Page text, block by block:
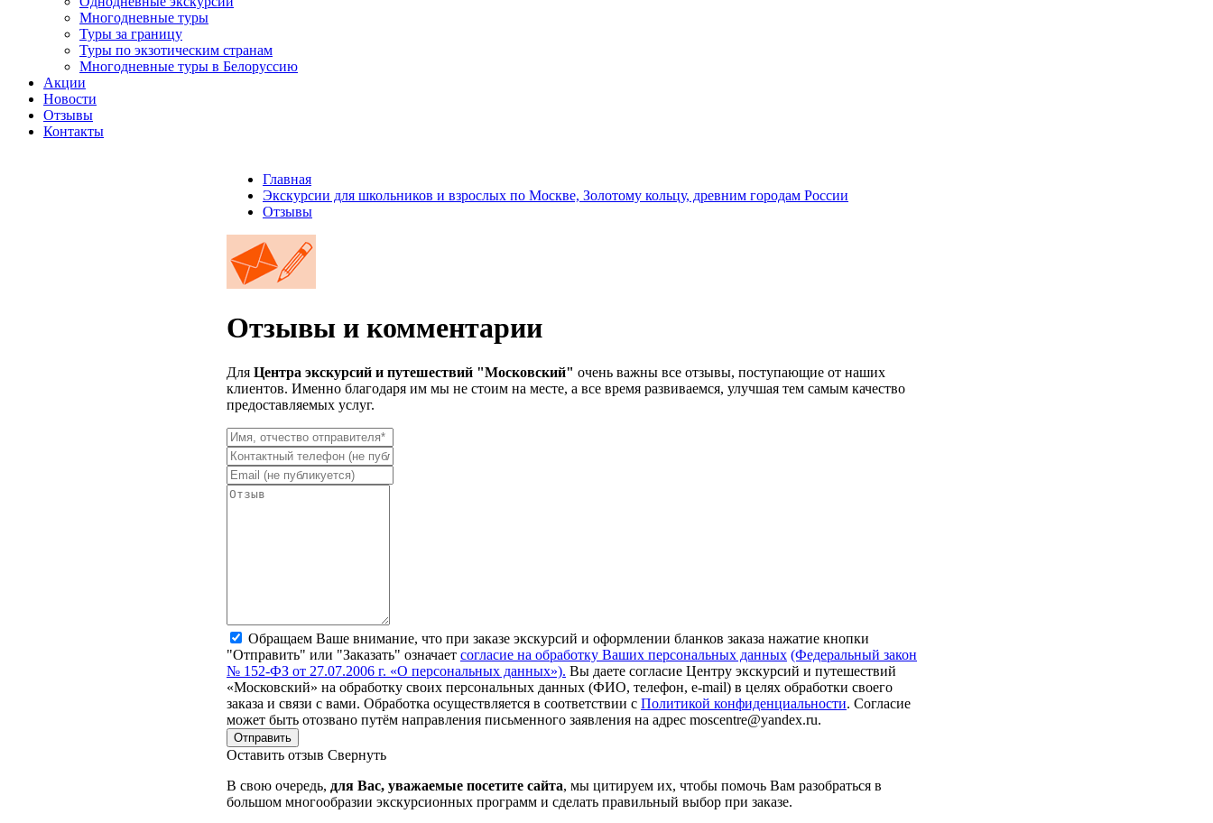
Многодневные туры
Туры за границу
Туры по экзотическим странам
Многодневные туры в Белоруссию
Акции
Новости
Отзывы
Контакты
Главная
Экскурсии для школьников и взрослых по Москве, Золотому кольцу, древним городам России
Отзывы
Отзывы и комментарии
Для Центра экскурсий и путешествий "Московский" очень важны все отзывы, поступающие от наших
клиентов. Именно благодаря им мы не стоим на месте, а все время развиваемся, улучшая тем самым качество
предоставляемых услуг.
Обращаем Ваше внимание, что при заказе экскурсий и оформлении бланков заказа нажатие кнопки
"Отправить" или "Заказать" означает согласие на обработку Ваших персональных данных (Федеральный закон
№ 152-ФЗ от 27.07.2006 г. «О персональных данных»). Вы даете согласие Центру экскурсий и путешествий
«Московский» на обработку своих персональных данных (ФИО, телефон, e-mail) в целях обработки своего
заказа и связи с вами. Обработка осуществляется в соответствии с Политикой конфиденциальности. Согласие
может быть отозвано путём направления письменного заявления на адрес moscentre@yandex.ru.
Отправить
Оставить отзыв Свернуть
В свою очередь, для Вас, уважаемые посетите сайта, мы цитируем их, чтобы помочь Вам разобраться в
большом многообразии экскурсионных программ и сделать правильный выбор при заказе.